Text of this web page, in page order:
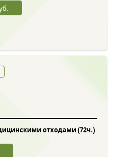
отходами (72ч.)